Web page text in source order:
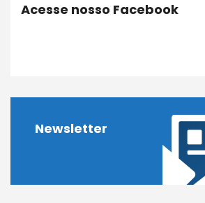
Acesse nosso Facebook
Newsletter